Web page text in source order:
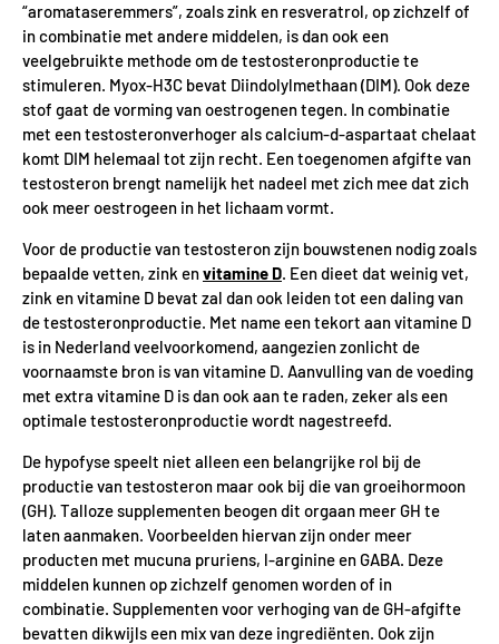
“aromataseremmers”, zoals zink en resveratrol, op zichzelf of
in combinatie met andere middelen, is dan ook een
veelgebruikte methode om de testosteronproductie te
stimuleren. Myox-H3C bevat Diindolylmethaan (DIM). Ook deze
stof gaat de vorming van oestrogenen tegen. In combinatie
met een testosteronverhoger als calcium-d-aspartaat chelaat
komt DIM helemaal tot zijn recht. Een toegenomen afgifte van
testosteron brengt namelijk het nadeel met zich mee dat zich
ook meer oestrogeen in het lichaam vormt.
Voor de productie van testosteron zijn bouwstenen nodig zoals
bepaalde vetten, zink envitamine D. Een dieet dat weinig vet,
zink en vitamine D bevat zal dan ook leiden tot een daling van
de testosteronproductie. Met name een tekort aan vitamine D
is in Nederland veelvoorkomend, aangezien zonlicht de
voornaamste bron is van vitamine D. Aanvulling van de voeding
met extra vitamine D is dan ook aan te raden, zeker als een
optimale testosteronproductie wordt nagestreefd.
De hypofyse speelt niet alleen een belangrijke rol bij de
productie van testosteron maar ook bij die van groeihormoon
(GH). Talloze supplementen beogen dit orgaan meer GH te
laten aanmaken. Voorbeelden hiervan zijn onder meer
producten met mucuna pruriens, l-arginine en GABA. Deze
middelen kunnen op zichzelf genomen worden of in
combinatie. Supplementen voor verhoging van de GH-afgifte
bevatten dikwijls een mix van deze ingrediënten. Ook zijn